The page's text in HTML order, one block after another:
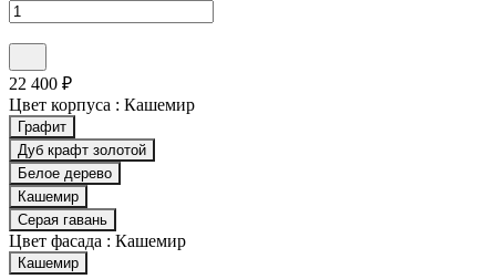
22 400 ₽
Цвет корпуса : Кашемир
Графит
Дуб крафт золотой
Белое дерево
Кашемир
Серая гавань
Цвет фасада : Кашемир
Кашемир